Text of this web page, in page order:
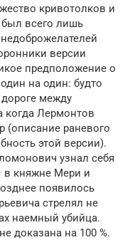
кривотолков и
всего лишь
версии
предположение о
на один: будто
между
когда Лермонтов
(описание раневого
этой версии).
узнал себя
в княжне Мери и
появилось
стрелял не
наемный убийца.
доказана на 100 %.